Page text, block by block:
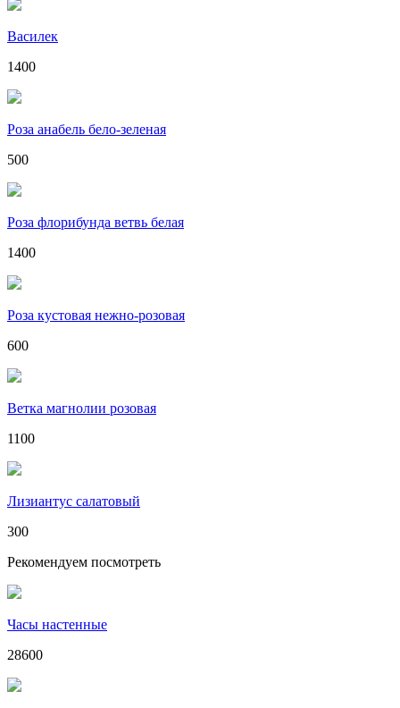
Василек
1400
Роза анабель бело-зеленая
500
Роза флорибунда ветвь белая
1400
Роза кустовая нежно-розовая
600
Ветка магнолии розовая
1100
Лизиантус салатовый
300
Рекомендуем посмотреть
Часы настенные
28600